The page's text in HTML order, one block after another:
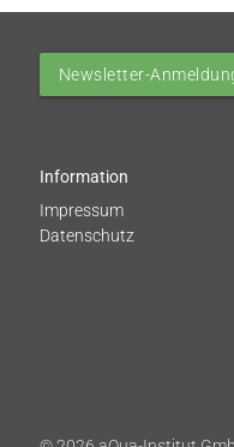
Newsletter-
Information
Impressum
Datenschutz